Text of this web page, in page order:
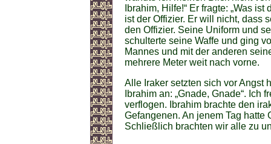
Ibrahim, Hilfe!“ Er fragte: „Was
ist der Offizier. Er will nicht, dass
den Offizier. Seine Uniform und
schulterte seine Waffe und ging
Mannes und mit der anderen
mehrere Meter weit nach vorne.
Alle Iraker setzten sich vor Angst
Ibrahim an: „Gnade, Gnade“.
verflogen. Ibrahim brachte den
Gefangenen. An jenem Tag hatte
Schließlich brachten wir alle zu